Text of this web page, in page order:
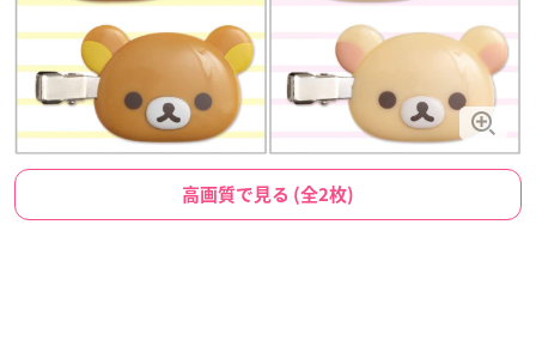
高画質で見る (全2枚)